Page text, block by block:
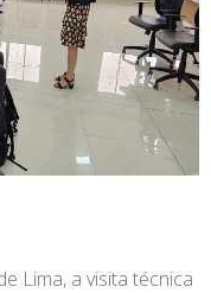
Lima, a visita técnica